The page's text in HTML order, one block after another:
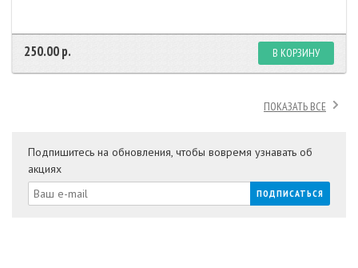
250.00 р. В КОРЗИНУ
ПОКАЗАТЬ ВСЕ
Подпишитесь на обновления, чтобы вовремя узнавать об
акциях